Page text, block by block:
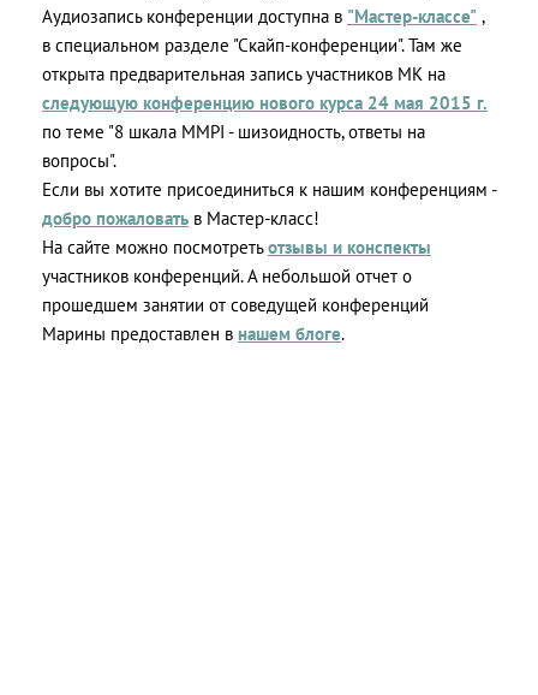
Аудиозапись конференции доступна в "Мастер-классе" ,
в специальном разделе "Скайп-конференции". Там же
открыта предварительная запись участников МК на
следующую конференцию нового курса 24 мая 2015 г.
по теме "8 шкала MMPI - шизоидность, ответы на
вопросы".
Если вы хотите присоединиться к нашим конференциям -
добро пожаловать в Мастер-класс!
На сайте можно посмотретьотзывы и конспекты
участников конференций. А небольшой отчет о
прошедшем занятии от соведущей конференций
Марины предоставлен в нашем блоге.